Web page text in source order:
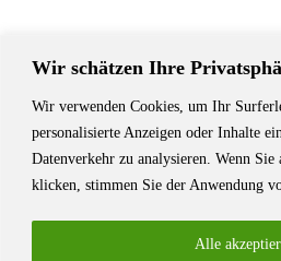
Wir schätzen Ihre
Wir verwenden Cookies, um Ihr
personalisierte Anzeigen oder Inhalte
Datenverkehr zu analysieren. Wenn
klicken, stimmen Sie der Anwendung
Alle
Das Schriftstellerhaus ist ein beliebter
Autoren aus Stuttgart und der Region
Lesungen, Tagungen und